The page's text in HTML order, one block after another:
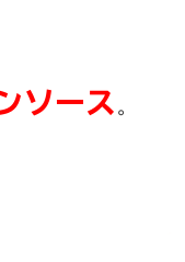
ソース 。